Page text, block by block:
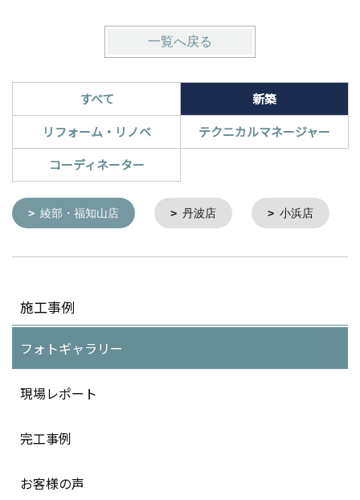
一覧へ戻る
すべて
新築
リフォーム・リノベ
テクニカルマネージャー
コーディネーター
綾部・福知山店 丹波店 小浜店
施工事例
フォトギャラリー
現場レポート
完工事例
お客様の声